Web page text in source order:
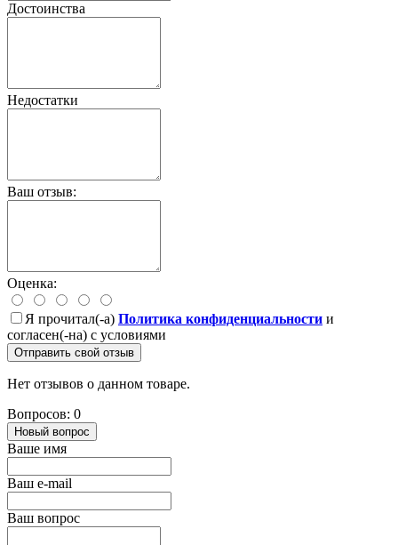
Достоинства
Недостатки
Ваш отзыв:
Оценка:
Я прочитал(-а) Политика конфиденциальности и
согласен(-на) с условиями
Отправить свой отзыв
Нет отзывов о данном товаре.
Вопросов: 0
Новый вопрос
Ваше имя
Ваш e-mail
Ваш вопрос